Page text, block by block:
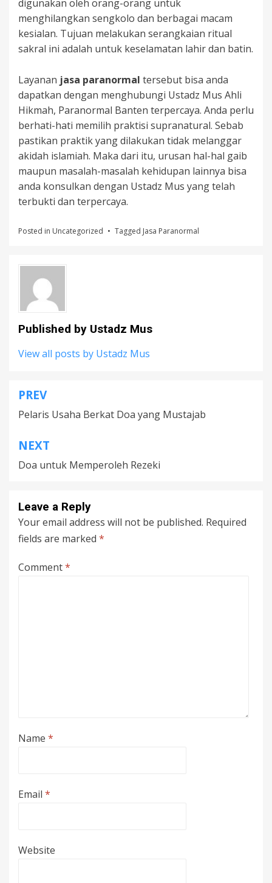
digunakan oleh orang-orang untuk
menghilangkan sengkolo dan berbagai macam
kesialan. Tujuan melakukan serangkaian ritual
sakral ini adalah untuk keselamatan lahir dan batin.
Layanan jasa paranormal tersebut bisa anda
dapatkan dengan menghubungi Ustadz Mus Ahli
Hikmah, Paranormal Banten terpercaya. Anda perlu
berhati-hati memilih praktisi supranatural. Sebab
pastikan praktik yang dilakukan tidak melanggar
akidah islamiah. Maka dari itu, urusan hal-hal gaib
maupun masalah-masalah kehidupan lainnya bisa
anda konsulkan dengan Ustadz Mus yang telah
terbukti dan terpercaya.
Posted in Uncategorized Tagged Jasa Paranormal
Published by Ustadz Mus
View all posts by Ustadz Mus
Post
navigation
PREV
Pelaris Usaha Berkat Doa yang Mustajab
NEXT
Doa untuk Memperoleh Rezeki
Leave a Reply
Your email address will not be published. Required
fields are marked *
Comment*
Name *
Email *
Website